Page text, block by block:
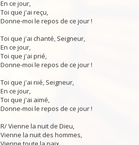
En ce jour,
Toi que j'ai reçu,
Donne-moi le repos de ce jour !
Toi que j'ai chanté, Seigneur,
En ce jour,
Toi que j'ai prié,
Donne-moi le repos de ce jour !
Toi que j'ai nié, Seigneur,
En ce jour,
Toi que j'ai aimé,
Donne-moi le repos de ce jour !
R/ Vienne la nuit de Dieu,
Vienne la nuit des hommes,